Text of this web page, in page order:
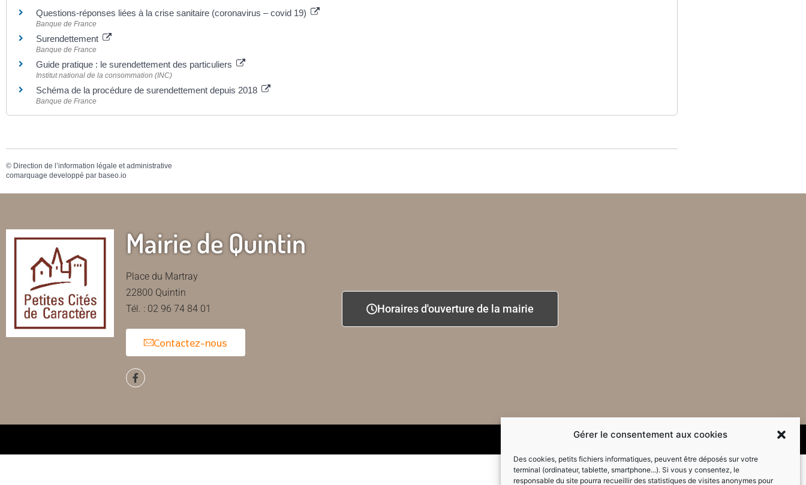
Gérer le consentement aux cookies
Des cookies, petits fichiers informatiques, peuvent être déposés sur votre
terminal (ordinateur, tablette, smartphone...). Si vous y consentez, le
responsable du site pourra recueillir des statistiques de visites anonymes pour
Questions-réponses liées à la crise sanitaire (coronavirus – covid 19)
Banque de France
Surendettement
Banque de France
Guide pratique : le surendettement des particuliers
Institut national de la consommation (INC)
Schéma de la procédure de surendettement depuis 2018
Banque de France
© Direction de l’information légale et administrative
comarquage developpé par baseo.io
Mairie de Quintin
Place du Martray
22800 Quintin
Tél. : 02 96 74 84 01
Contactez-nous
Horaires d'ouverture de la mairie